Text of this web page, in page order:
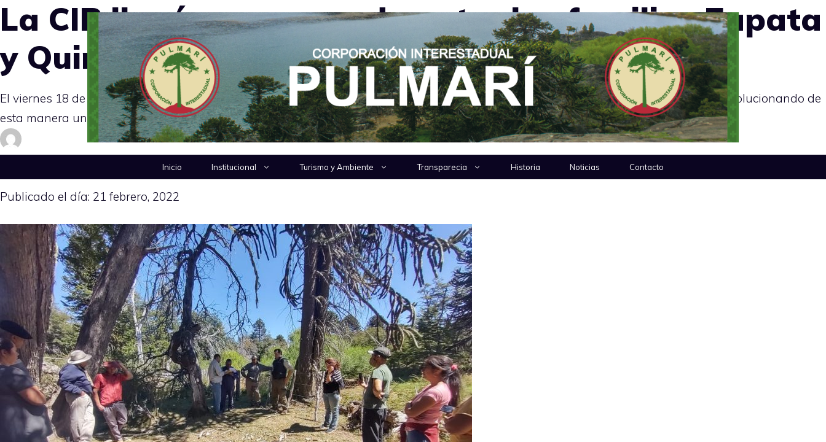
Saltar
al
contenido
Inicio Institucional Turismo y Ambiente Transparecia Historia Noticias Contacto
La CIP llegó a un acuerdo entre las familias Zapata
y Quintonahuel – Benigar
El viernes 18 de febrero, firmamos un Acta Acuerdo entre la familia Zapata y la familia Quintonahuel-Benigar (comunidad ñorkinko), solucionando de
esta manera un conflicto de límite territorial. De la resolución participaron autoridades de la …
Escrito por: pulmari
Publicado el día: 21 febrero, 2022